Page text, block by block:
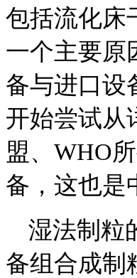
包括流化床
一个主要原
备与进口设
开始尝试从
盟、WHO
备，这也是
湿法制粒
备组合成制